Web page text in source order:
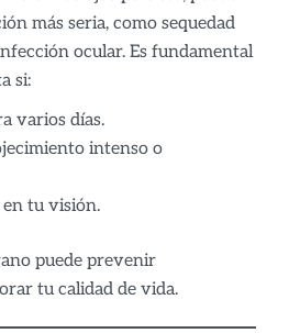
más seria, como sequedad
ocular. Es fundamental
si:
varios días.
intenso o
tu visión.
puede prevenir
tu calidad de vida.